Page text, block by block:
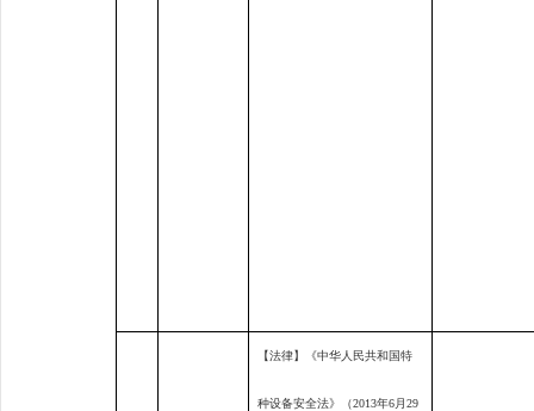
【法律】《中华人民共和国特
种设备安全法》（2013年6月29